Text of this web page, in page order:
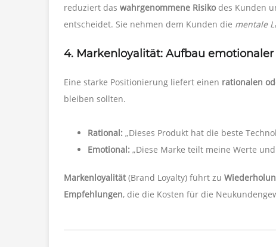
reduziert das wahrgenommene Risikodes Kunden
entscheidet. Sie nehmen dem Kunden die mentale
4. Markenloyalität: Aufbau
Eine starke Positionierung liefert einen rationalen
bleiben sollten.
Rational: „Dieses Produkt hat die beste
Emotional: „Diese Marke teilt meine Werte
Markenloyalität (Brand Loyalty) führt zu
Empfehlungen, die die Kosten für die